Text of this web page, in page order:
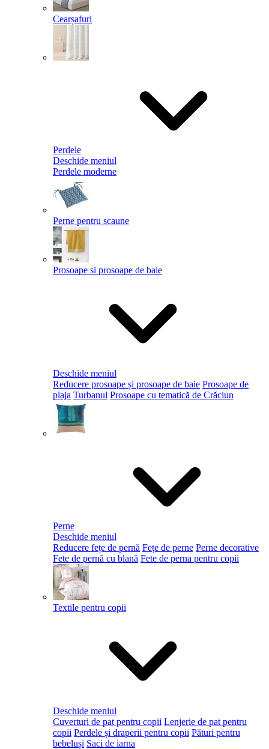
Cearșafuri
Perdele
Deschide meniul
Perdele moderne
Perne pentru scaune
Prosoape si prosoape de baie
Deschide meniul
Reducere prosoape și prosoape de baie Prosoape de
plaja Turbanul Prosoape cu tematică de Crăciun
Perne
Deschide meniul
Reducere fețe de pernă Fețe de perne Perne decorative
Fete de pernă cu blană Fete de perna pentru copii
Textile pentru copii
Deschide meniul
Cuverturi de pat pentru copii Lenjerie de pat pentru
copii Perdele și draperii pentru copii Pături pentru
bebeluși Saci de iarna